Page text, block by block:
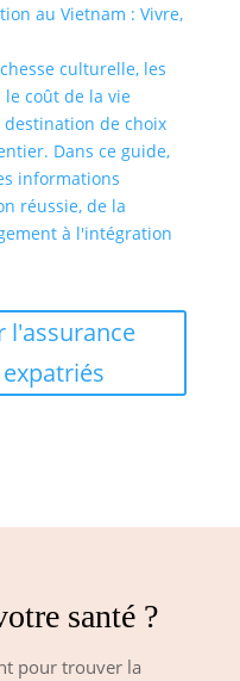
au Vietnam : Vivre,
culturelle, les
coût de la vie
de choix
Dans ce guide,
informations
réussie, de la
à l'intégration
l'assurance
santé ?
pour trouver la